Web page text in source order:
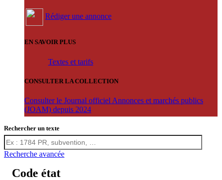
Rédiger une annonce
EN SAVOIR PLUS
Textes et tarifs
CONSULTER LA COLLECTION
Consulter le Journal officiel Annonces et marchés publics
(JOAM) depuis 2024
Rechercher un texte
Recherche avancée
Code état